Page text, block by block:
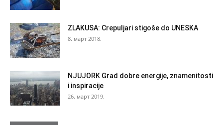
ZLAKUSA: Crepuljari stigoše do UNESKA
8. март 2018.
NJUJORK Grad dobre energije, znamenitosti
i inspiracije
26. март 2019.